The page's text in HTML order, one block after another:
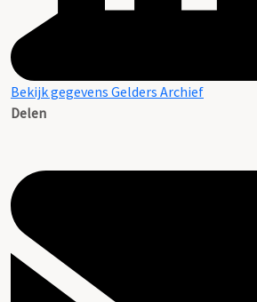
Bekijk gegevens Gelders Archief
Delen